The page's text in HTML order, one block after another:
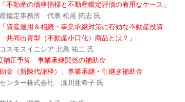
不動産の価格指標と不動産鑑定評価の有用なケース」
鑑定事務所 代表 松尾 拓志 氏
資産運用＆相続・事業承継対策に有効な不動産投資
型（不動産小口化）商品とは？」
スモスイニシア 北島 祐二 氏
補正予算 事業承継関係の補助金
金（新陳代謝枠）、事業承継・引継ぎ補助金
ンター株式会社 瀬川亜希子 氏